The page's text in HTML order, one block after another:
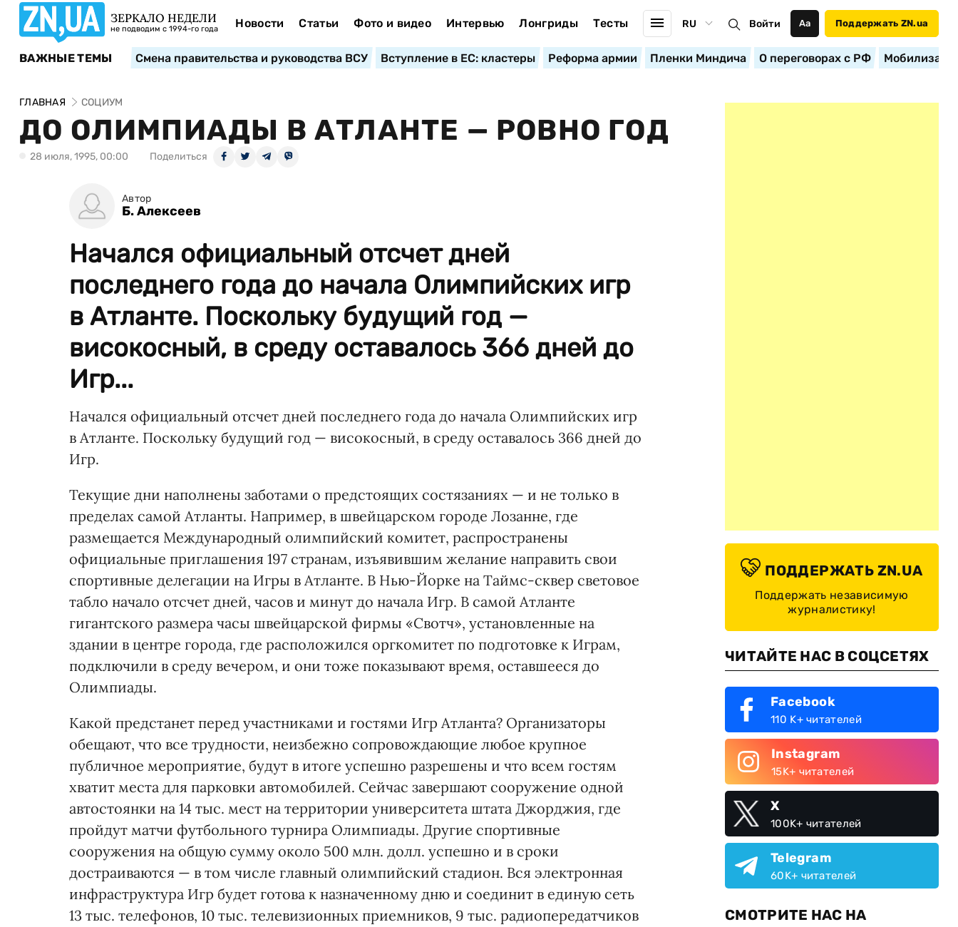
ЗЕРКАЛО НЕДЕЛИ
не подводим с 1994-го года Новости Статьи Фото и видео Интервью Лонгриды Тесты RU Войти Аа Поддержать ZN.ua
ВАЖНЫЕ ТЕМЫ Смена правительства и руководства ВСУ Вступление в ЕС: кластеры Реформа армии Пленки Миндича О переговорах с РФ
ГЛАВНАЯ СОЦИУМ
ДО ОЛИМПИАДЫ В АТЛАНТЕ — РОВНО ГОД
28 июля, 1995, 00:00 Поделиться
Автор
Б. Алексеев
Начался официальный отсчет дней
последнего года до начала Олимпийских игр
в Атланте. Поскольку будущий год —
високосный, в среду оставалось 366 дней до
Игр...
Начался официальный отсчет дней последнего года до начала Олимпийских игр
в Атланте. Поскольку будущий год — високосный, в среду оставалось 366 дней до
Игр.
Текущие дни наполнены заботами о предстоящих состязаниях — и не только в
пределах самой Атланты. Например, в швейцарском городе Лозанне, где
размещается Международный олимпийский комитет, распространены
официальные приглашения 197 странам, изъявившим желание направить свои
спортивные делегации на Игры в Атланте. В Нью-Йорке на Таймс-сквер световое
табло начало отсчет дней, часов и минут до начала Игр. В самой Атланте
гигантского размера часы швейцарской фирмы «Свотч», установленные на
здании в центре города, где расположился оргкомитет по подготовке к Играм,
подключили в среду вечером, и они тоже показывают время, оставшееся до
Олимпиады.
Какой предстанет перед участниками и гостями Игр Атланта? Организаторы
обещают, что все трудности, неизбежно сопровождающие любое крупное
публичное мероприятие, будут в итоге успешно разрешены и что всем гостям
хватит места для парковки автомобилей. Сейчас завершают сооружение одной
автостоянки на 14 тыс. мест на территории университета штата Джорджия, где
пройдут матчи футбольного турнира Олимпиады. Другие спортивные
сооружения на общую сумму около 500 млн. долл. успешно и в сроки
достраиваются — в том числе главный олимпийский стадион. Вся электронная
инфраструктура Игр будет готова к назначенному дню и соединит в единую сеть
13 тыс. телефонов, 10 тыс. телевизионных приемников, 9 тыс. радиопередатчиков
ПОДДЕРЖАТЬ ZN.UA
Поддержать независимую
журналистику!
ЧИТАЙТЕ НАС В СОЦСЕТЯХ
Facebook
110 K+ читателей
Instagram
15K+ читателей
X
100K+ читателей
Telegram
60K+ читателей
СМОТРИТЕ НАС НА